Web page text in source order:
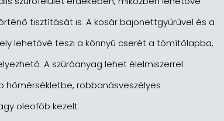
tisztítását is. A kosár bajonettgyűrűvel és a
lehetővé teszi a könnyű cserét a tömítőlapba,
A szűrőanyag lehet élelmiszerrel
hőmérsékletbe, robbanásveszélyes
oleofób kezelt.